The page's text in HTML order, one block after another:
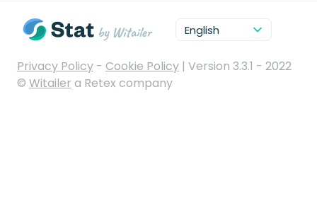
English
Privacy Policy- Cookie Policy| Version 3.3.1 - 2022
© Witailer a Retex company